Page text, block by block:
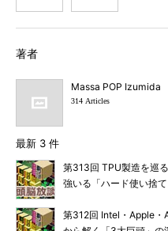
著者
Massa POP Izumida
314 Articles
最新 3 件
第313回 TPU製造を巡
強いる「ハード使い捨
第312回 Intel・Apple